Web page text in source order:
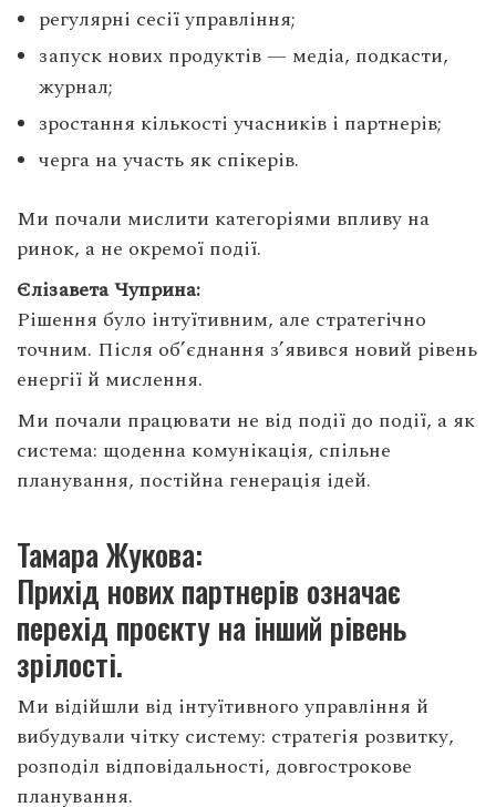
регулярні сесії управління;
запуск нових продуктів — медіа, подкасти,
журнал;
зростання кількості учасників і партнерів;
черга на участь як спікерів.
Ми почали мислити категоріями впливу на
ринок, а не окремої події.
Єлізавета Чуприна:
Рішення було інтуїтивним, але стратегічно
точним. Після об’єднання з’явився новий рівень
енергії й мислення.
Ми почали працювати не від події до події, а як
система: щоденна комунікація, спільне
планування, постійна генерація ідей.
Тамара Жукова:
Прихід нових партнерів означає
перехід проєкту на інший рівень
зрілості.
Ми відійшли від інтуїтивного управління й
вибудували чітку систему: стратегія розвитку,
розподіл відповідальності, довгострокове
планування.